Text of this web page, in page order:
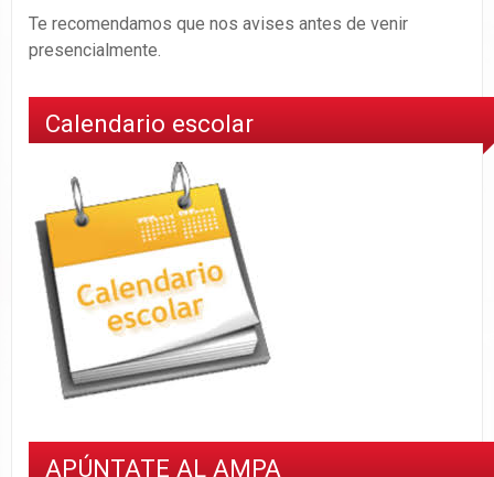
Te recomendamos que nos avises antes de venir
presencialmente.
Calendario escolar
APÚNTATE AL AMPA